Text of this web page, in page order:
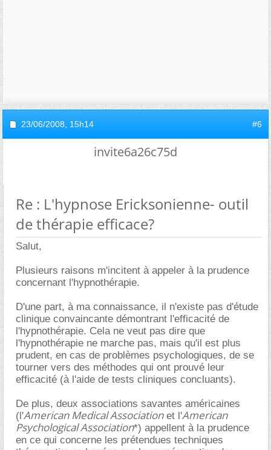
23/06/2008, 15h14 #6
invite6a26c75d
Re : L'hypnose Ericksonienne- outil
de thérapie efficace?
Salut,
Plusieurs raisons m'incitent à appeler à la prudence
concernant l'hypnothérapie.
D'une part, à ma connaissance, il n'existe pas d'étude
clinique convaincante démontrant l'efficacité de
l'hypnothérapie. Cela ne veut pas dire que
l'hypnothérapie ne marche pas, mais qu'il est plus
prudent, en cas de problèmes psychologiques, de se
tourner vers des méthodes qui ont prouvé leur
efficacité (à l'aide de tests cliniques concluants).
De plus, deux associations savantes américaines
(l'American Medical Associationet l'American
Psychological Association*) appellent à la prudence
en ce qui concerne les prétendues techniques